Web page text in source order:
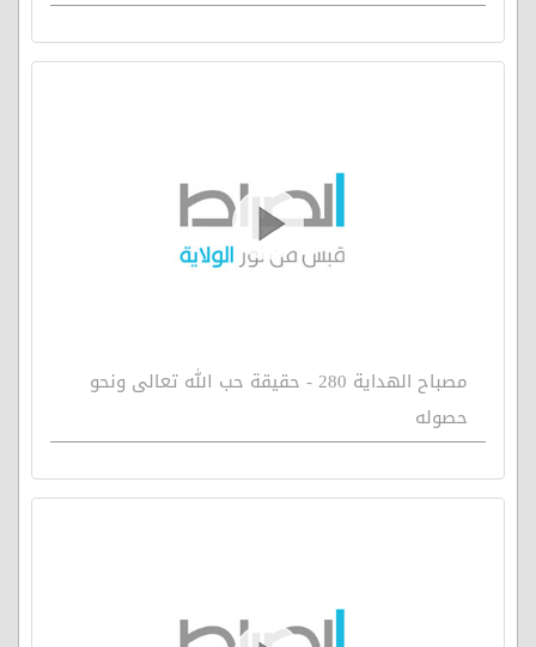
مصباح الهداية 280 - حقيقة حب الله تعالى ونحو
حصوله